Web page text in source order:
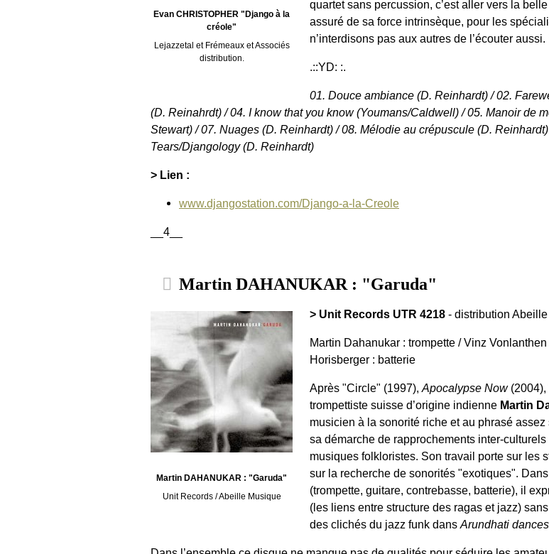
Evan CHRISTOPHER "Django à la
créole"
Lejazzetal et Frémeaux et Associés
distribution.
quartet sans percussion, c’est aller vers la
assuré de sa force intrinsèque, pour les
n’interdisons pas aux autres de l’écouter
.::YD: :.
01. Douce ambiance (D. Reinhardt) / 02.
(D. Reinahrdt) / 04. I know that you know (Youmans/Caldwell) / 05. Manoir de
Stewart) / 07. Nuages (D. Reinhardt) / 08. Mélodie au crépuscule (D.
Tears/Djangology (D. Reinhardt)
> Lien :
www.djangostation.com/Django-a-la-Creole
__4__
Martin DAHANUKAR : "Garuda"
Martin DAHANUKAR : "Garuda"
Unit Records / Abeille Musique
> Unit Records UTR 4218 - distribution
Martin Dahanukar : trompette / Vinz
Horisberger : batterie
Après "Circle" (1997),Apocalypse Now(2004),
trompettiste suisse d’origine indienne Martin
musicien à la sonorité riche et au phrasé
sa démarche de rapprochements inter-
musiques folkloristes. Son travail porte sur les
sur la recherche de sonorités "exotiques".
(trompette, guitare, contrebasse, batterie), il
(les liens entre structure des ragas et jazz)
des clichés du jazz funk dansArundhati dances